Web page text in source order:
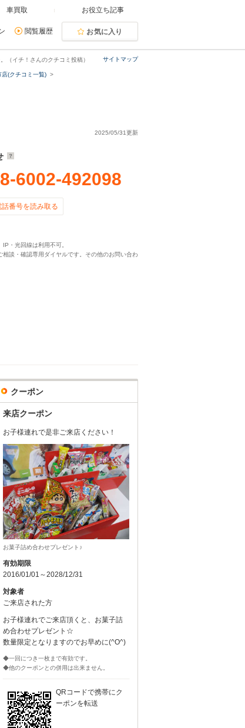
車買取 お役立ち記事
閲覧履歴 お気に入り
サイトマップ
（イチ！さんのクチコミ投稿）
(クチコミ一覧)
2025/05/31更新
6002-492098
話番号を読み取る
・光回線は利用不可。
談・確認専用ダイヤルです。その他のお問い合わ
クーポン
来店クーポン
お子様連れで是非ご来店ください！
お菓子詰め合わせプレゼント♪
有効期限
2016/01/01～2028/12/31
対象者
ご来店された方
お子様連れでご来店頂くと、お菓子詰
め合わせプレゼント☆
数量限定となりますのでお早めに(^O^)
◆一回につき一枚まで有効です。
◆他のクーポンとの併用は出来ません。
QRコードで携帯にク
ーポンを転送